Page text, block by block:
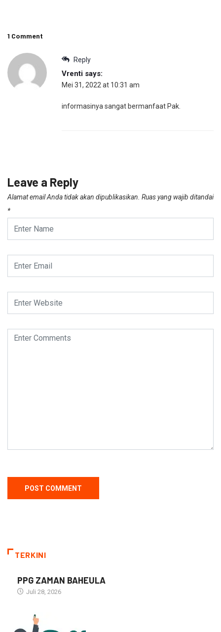
1 Comment
Reply
Vrenti says:
Mei 31, 2022 at 10:31 am
informasinya sangat bermanfaat Pak.
Leave a Reply
Alamat email Anda tidak akan dipublikasikan. Ruas yang wajib ditandai
*
TERKINI
PPG ZAMAN BAHEULA
Juli 28, 2026